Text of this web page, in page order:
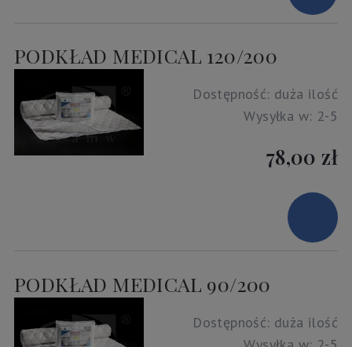
PODKŁAD MEDICAL 120/200
Dostępność: duża ilość
Wysyłka w: 2-5
78,00 zł
PODKŁAD MEDICAL 90/200
Dostępność: duża ilość